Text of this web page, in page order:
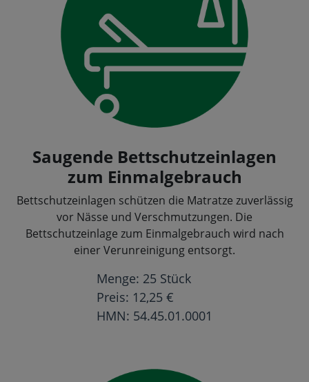
Saugende Bettschutzeinlagen
zum Einmalgebrauch
Bettschutzeinlagen schützen die Matratze zuverlässig
vor Nässe und Verschmutzungen. Die
Bettschutzeinlage zum Einmalgebrauch wird nach
einer Verunreinigung entsorgt.
Menge: 25 Stück
Preis: 12,25 €
HMN: 54.45.01.0001